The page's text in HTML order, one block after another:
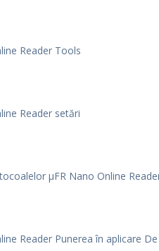
Reader Tools
Reader setări
μFR Nano Online
Reader Punerea în aplicare De